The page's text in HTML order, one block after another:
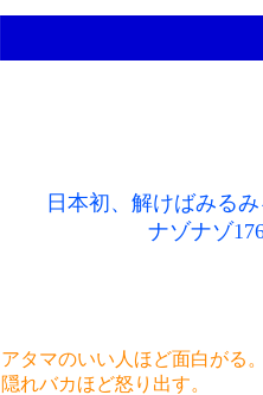
日本初、解けばみる
ナゾナゾ
アタマのいい人ほど面白がる。
隠れバカほど怒り出す。